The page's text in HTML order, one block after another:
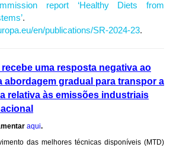
report ‘Healthy Diets from
.
en/publications/SR-2024-23.
uma resposta negativa ao
abordagem gradual para transpor a
relativa às emissões industriais
aqui.
das melhores técnicas disponíveis (MTD)